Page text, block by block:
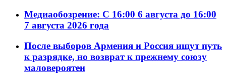
Медиаобозрение: С 16:00 6 августа до 16:00
7 августа 2026 года
После выборов Армения и Россия ищут путь
к разрядке, но возврат к прежнему союзу
маловероятен